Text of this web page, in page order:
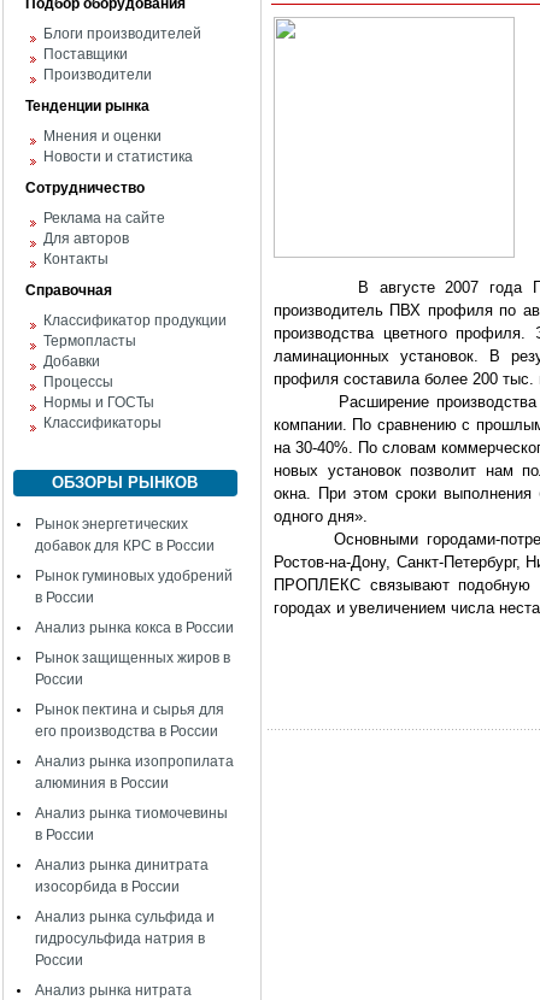
Подбор оборудования
Блоги производителей
Поставщики
Производители
Тенденции рынка
Мнения и оценки
Новости и статистика
Сотрудничество
Реклама на сайте
Для авторов
Контакты
Справочная
Классификатор продукции
Термопласты
Добавки
Процессы
Нормы и ГОСТы
Классификаторы
ОБЗОРЫ РЫНКОВ
Рынок энергетических
добавок для КРС в России
Рынок гуминовых удобрений
в России
Анализ рынка кокса в России
Рынок защищенных жиров в
России
Рынок пектина и сырья для
его производства в России
Анализ рынка изопропилата
алюминия в России
Анализ рынка тиомочевины
в России
Анализ рынка динитрата
изосорбида в России
Анализ рынка сульфида и
гидросульфида натрия в
России
Анализ рынка нитрата
В августе 2007 года
производитель ПВХ профиля по
производства цветного
ламинационных установок. В
профиля составила более 200
Расширение производства
компании. По сравнению с
на 30-40%. По словам
новых установок позволит нам
окна. При этом сроки выполнения
одного дня».
Основными городами-
Ростов-на-Дону, Санкт-Петербург,
ПРОПЛЕКС связывают подобную
городах и увеличением числа